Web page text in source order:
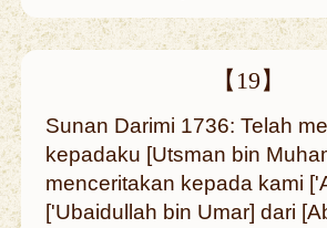
【19】
Sunan Darimi 1736: Telah
kepadaku [Utsman bin
menceritakan kepada kami
['Ubaidullah bin Umar] dari